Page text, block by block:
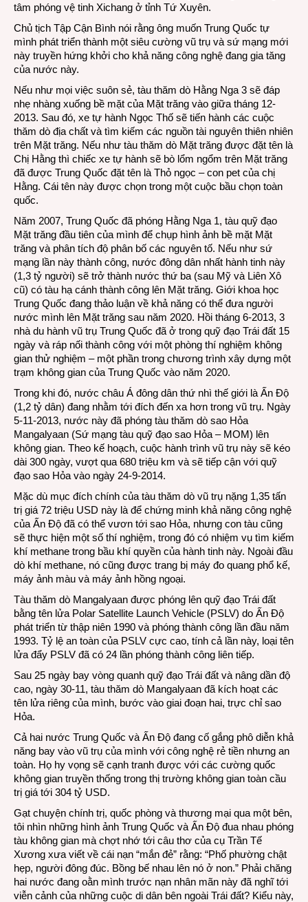
vũ
tâm phóng vệ tinh Xichang ở tỉnh Tứ Xuyên.
Chủ tịch Tập Cận Bình nói rằng ông muốn Trung Quốc tự
mình phát triển thành một siêu cường vũ trụ và sứ mạng mới
này truyền hứng khởi cho khả năng công nghệ đang gia tăng
của nước này.
Nếu như mọi việc suôn sẻ, tàu thăm dò Hằng Nga 3 sẽ đáp
nhẹ nhàng xuống bề mặt của Mặt trăng vào giữa tháng 12-
2013. Sau đó, xe tự hành Ngọc Thố sẽ tiến hành các cuộc
thăm dò địa chất và tìm kiếm các nguồn tài nguyên thiên nhiên
trên Mặt trăng. Nếu như tàu thăm dò Mặt trăng được đặt tên là
Chị Hằng thì chiếc xe tự hành sẽ bò lổm ngổm trên Mặt trăng
đã được Trung Quốc đặt tên là Thỏ ngọc – con pet của chị
Hằng. Cái tên này được chọn trong một cuộc bầu chọn toàn
quốc.
Năm 2007, Trung Quốc đã phóng Hằng Nga 1, tàu quỹ đạo
Mặt trăng đầu tiên của mình để chụp hình ảnh bề mặt Mặt
trăng và phân tích độ phân bố các nguyên tố. Nếu như sứ
mạng lần này thành công, nước đông dân nhất hành tinh này
(1,3 tỷ người) sẽ trở thành nước thứ ba (sau Mỹ và Liên Xô
cũ) có tàu hạ cánh thành công lên Mặt trăng. Giới khoa học
Trung Quốc đang thảo luận về khả năng có thể đưa người
nước mình lên Mặt trăng sau năm 2020. Hồi tháng 6-2013, 3
nhà du hành vũ trụ Trung Quốc đã ở trong quỹ đạo Trái đất 15
ngày và ráp nối thành công với một phòng thí nghiệm không
gian thử nghiệm – một phần trong chương trình xây dựng một
trạm không gian của Trung Quốc vào năm 2020.
Trong khi đó, nước châu Á đông dân thứ nhì thế giới là Ấn Độ
(1,2 tỷ dân) đang nhằm tới đích đến xa hơn trong vũ trụ. Ngày
5-11-2013, nước này đã phóng tàu thăm dò sao Hỏa
Mangalyaan (Sứ mạng tàu quỹ đạo sao Hỏa – MOM) lên
không gian. Theo kế hoạch, cuộc hành trình vũ trụ này sẽ kéo
dài 300 ngày, vượt qua 680 triệu km và sẽ tiếp cận với quỹ
đạo sao Hỏa vào ngày 24-9-2014.
Mặc dù mục đích chính của tàu thăm dò vũ trụ nặng 1,35 tấn
trị giá 72 triệu USD này là để chứng minh khả năng công nghệ
của Ấn Độ đã có thể vươn tới sao Hỏa, nhưng con tàu cũng
sẽ thực hiện một số thí nghiệm, trong đó có nhiệm vụ tìm kiếm
khí methane trong bầu khí quyền của hành tinh này. Ngoài đầu
dò khí methane, nó cũng được trang bị máy đo quang phổ kế,
máy ảnh màu và máy ảnh hồng ngoại.
Tàu thăm dò Mangalyaan được phóng lên quỹ đạo Trái đất
bằng tên lửa Polar Satellite Launch Vehicle (PSLV) do Ấn Độ
phát triển từ thập niên 1990 và phóng thành công lần đầu năm
1993. Tỷ lệ an toàn của PSLV cực cao, tính cả lần này, loại tên
lửa đẩy PSLV đã có 24 lần phóng thành công liên tiếp.
Sau 25 ngày bay vòng quanh quỹ đạo Trái đất và nâng dần độ
cao, ngày 30-11, tàu thăm dò Mangalyaan đã kích hoạt các
tên lửa riêng của mình, bước vào giai đoạn hai, trực chỉ sao
Hỏa.
Cả hai nước Trung Quốc và Ấn Độ đang cố gắng phô diễn khả
năng bay vào vũ trụ của mình với công nghệ rẻ tiền nhưng an
toàn. Họ hy vọng sẽ cạnh tranh được với các cường quốc
không gian truyền thống trong thị trường không gian toàn cầu
trị giá tới 304 tỷ USD.
Gạt chuyện chính trị, quốc phòng và thương mại qua một bên,
tôi nhìn những hình ảnh Trung Quốc và Ấn Độ đua nhau phóng
tàu không gian mà chợt nhớ tới câu thơ của cụ Trần Tế
Xương xưa viết về cái nạn “mắn đẻ” rằng: “Phố phường chật
hẹp, người đông đúc. Bồng bế nhau lên nó ở non.” Phải chăng
hai nước đang oằn mình trước nạn nhân mãn này đã nghĩ tới
viễn cảnh của những cuộc di dân bên ngoài Trái đất? Kiểu này,